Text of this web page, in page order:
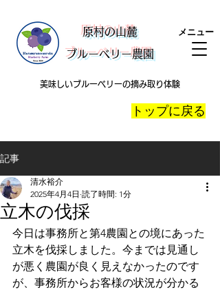
​原村の山麓
ブルーベリー農園
メニュー
美味しいブルーベリーの摘み取り体験
​トップに戻る
記事
立木の伐採
清水裕介
2025年4月4日 読了時間: 1分
今日は事務所と第4農園との境にあった
立木を伐採しました。今までは見通し
が悪く農園が良く見えなかったのです
が、事務所からお客様の状況が分かる